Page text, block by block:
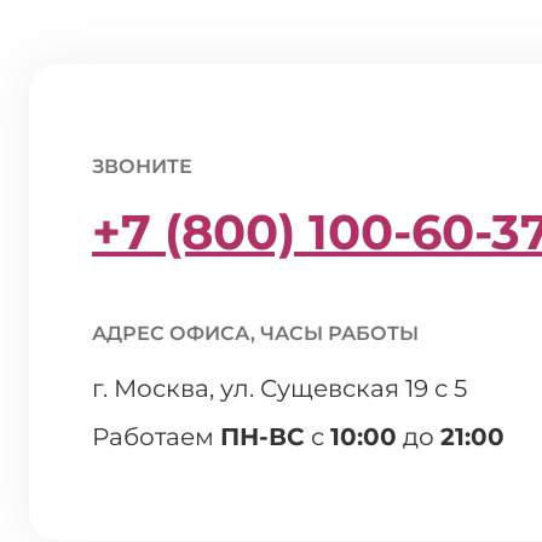
ЗВОНИТЕ
+7 (800) 100-60-
АДРЕС ОФИСА, ЧАСЫ РАБОТЫ
г. Москва, ул. Сущевская 19 с 5
Работаем ПН-ВС с 10:00 до 21:00